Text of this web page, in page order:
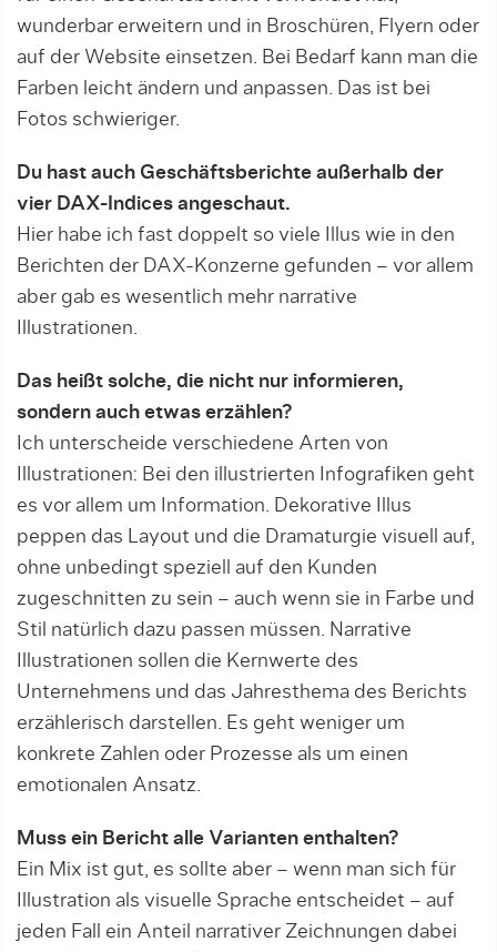
wunderbar erweitern und in Broschü­ren, Flyern oder
auf der Website einsetzen. Bei Bedarf kann man die
Farben leicht ändern und anpassen. Das ist bei
Fotos schwieriger.
Du hast auch Geschäftsberichte außerhalb der
vier DAX-Indices angeschaut.
Hier habe ich fast doppelt so viele Illus wie in den
Be­richten der DAX-Konzerne gefunden – vor allem
aber gab es wesentlich mehr narrative
Illustrationen.
Das heißt solche, die nicht nur informieren,
sondern auch etwas erzählen?
Ich unterscheide verschiedene Arten von
Illustratio­nen: Bei den illustrierten Infografiken geht
es vor al­lem um Information. Dekorative Illus
peppen das Lay­out und die Dramaturgie visuell auf,
ohne un­bedingt speziell auf den Kunden
zugeschnitten zu sein – auch wenn sie in Farbe und
Stil natürlich dazu passen müssen. Narrative
Illustrationen sollen die Kern­werte des
Unternehmens und das Jahresthema des Berichts
erzählerisch darstellen. Es geht weniger um
konkrete Zahlen oder Prozesse als um einen
emotionalen Ansatz.
Muss ein Bericht alle Varianten enthalten?
Ein Mix ist gut, es sollte aber – wenn man sich für
Illustration als visuelle Sprache entscheidet – auf
jeden Fall ein Anteil narrativer Zeichnungen dabei